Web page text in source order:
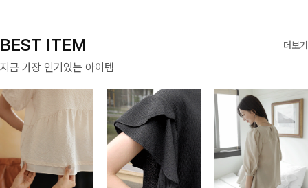
BEST ITEM 더보기
지금 가장 인기있는 아이템